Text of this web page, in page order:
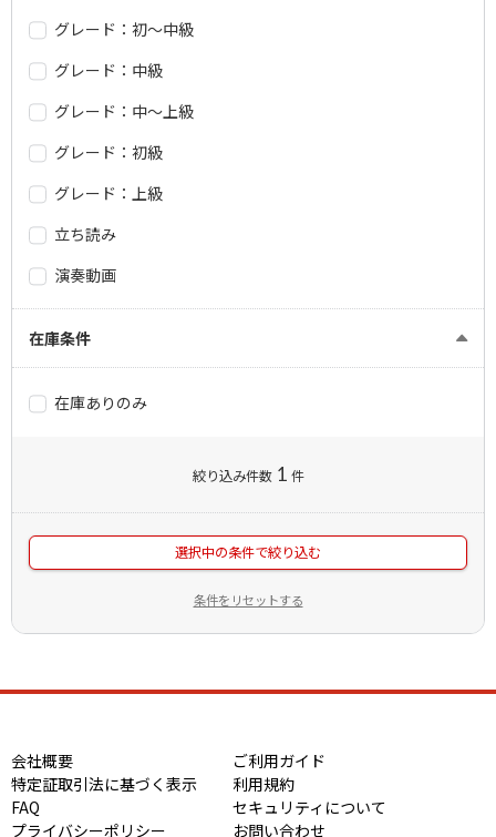
グレード：初～中級
グレード：中級
グレード：中～上級
グレード：初級
グレード：上級
立ち読み
演奏動画
在庫条件
在庫ありのみ
絞り込み件数 1 件
選択中の条件で絞り込む
条件をリセットする
会社概要
ご利用ガイド
特定証取引法に基づく表示
利用規約
FAQ
セキュリティについて
プライバシーポリシー
お問い合わせ